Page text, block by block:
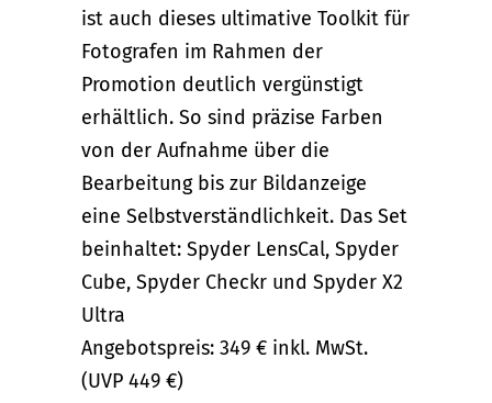
ist auch dieses ultimative Toolkit für
Fotografen im Rahmen der
Promotion deutlich vergünstigt
erhältlich. So sind präzise Farben
von der Aufnahme über die
Bearbeitung bis zur Bildanzeige
eine Selbstverständlichkeit. Das Set
beinhaltet: Spyder LensCal, Spyder
Cube, Spyder Checkr und Spyder X2
Ultra
Angebotspreis: 349 € inkl. MwSt.
(UVP 449 €)